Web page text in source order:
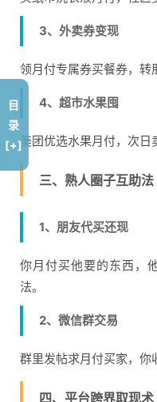
3、外卖券变现
领月付专属券买餐券，转
4、超市水果囤
美团优选水果月付，次日
三、熟人圈子互助法
1、朋友代买还现
你月付买他要的东西，
法。
2、微信群交易
群里发帖求月付买家，你
四、平台跨界取现术
目
录
[+]